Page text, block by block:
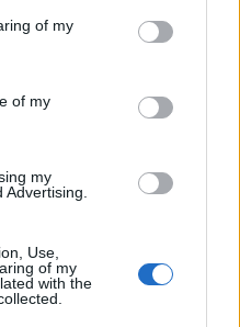
You may click to
and its third-party tags to
purposes in below Google
of my
of my
my
Use,
of my
with the